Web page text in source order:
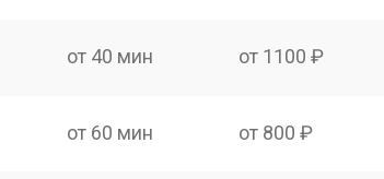
от 40 мин от 1100 ₽
от 60 мин от 800 ₽